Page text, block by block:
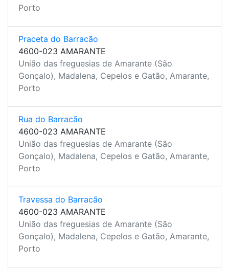
Porto
Praceta do Barracão
4600-023 AMARANTE
União das freguesias de Amarante (São
Gonçalo), Madalena, Cepelos e Gatão, Amarante,
Porto
Rua do Barracão
4600-023 AMARANTE
União das freguesias de Amarante (São
Gonçalo), Madalena, Cepelos e Gatão, Amarante,
Porto
Travessa do Barracão
4600-023 AMARANTE
União das freguesias de Amarante (São
Gonçalo), Madalena, Cepelos e Gatão, Amarante,
Porto